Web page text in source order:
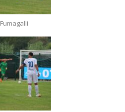
Fumagalli